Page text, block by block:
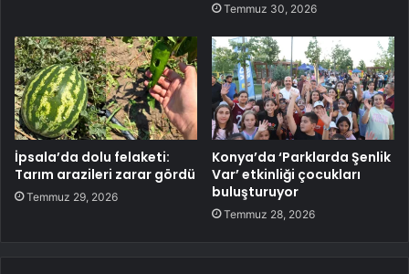
Temmuz 30, 2026
İpsala’da dolu felaketi:
Tarım arazileri zarar gördü
Temmuz 29, 2026
Konya’da ‘Parklarda Şenlik
Var’ etkinliği çocukları
buluşturuyor
Temmuz 28, 2026